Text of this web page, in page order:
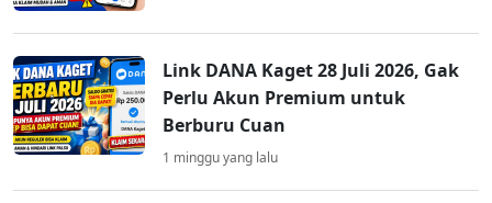
Link DANA Kaget 28 Juli 2026, Gak
Perlu Akun Premium untuk
Berburu Cuan
1 minggu yang lalu